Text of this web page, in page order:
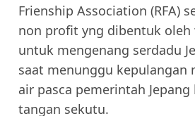
Frienship Association (RFA)
non profit yng dibentuk oleh
untuk mengenang serdadu
saat menunggu kepulangan
air pasca pemerintah
tangan sekutu.